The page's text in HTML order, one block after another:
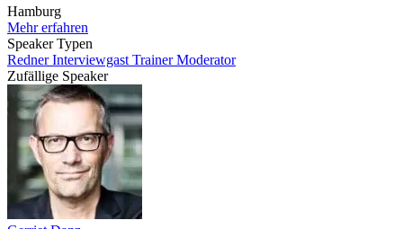
Hamburg
Mehr erfahren
Speaker Typen
RednerInterviewgast TrainerModerator
Zufällige Speaker